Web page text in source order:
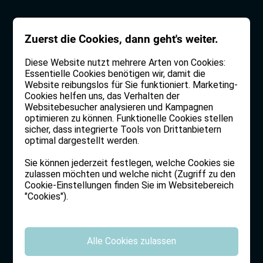
innovation grows on
tradition
bald online sein.
Sie möchten nicht mit Ihrem Projekt warten oder
Zuerst die Cookies, dann geht's weiter.
Diese Website nutzt mehrere Arten von Cookies:
Essentielle Cookies benötigen wir, damit die
Website reibungslos für Sie funktioniert. Marketing-
Cookies helfen uns, das Verhalten der
Websitebesucher analysieren und Kampagnen
optimieren zu können. Funktionelle Cookies stellen
sicher, dass integrierte Tools von Drittanbietern
optimal dargestellt werden.
Sie können jederzeit festlegen, welche Cookies sie
zulassen möchten und welche nicht (Zugriff zu den
Cookie-Einstellungen finden Sie im Websitebereich
"Cookies").
Alle Cookies zulassen